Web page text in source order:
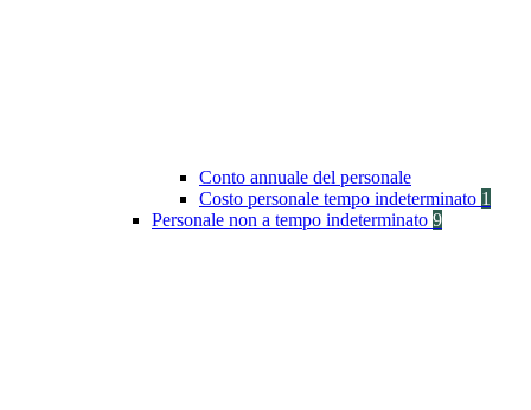
Conto annuale del personale
Costo personale tempo indeterminato 1
Personale non a tempo indeterminato 9